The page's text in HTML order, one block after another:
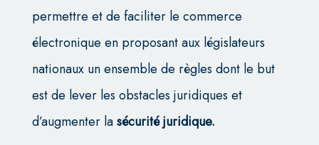
permettre et de faciliter le commerce
électronique en proposant aux législateurs
nationaux un ensemble de règles dont le but
est de lever les obstacles juridiques et
d’augmenter lasécurité juridique.